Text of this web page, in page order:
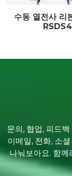
수동 열전사 리
RSDS4
문의, 협업, 피드
이메일, 전화, 소
나눠보아요. 함께